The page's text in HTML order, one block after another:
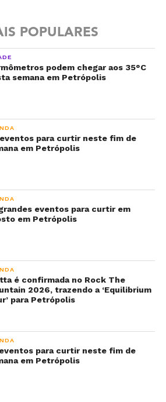
POPULARES
podem chegar aos 35°C
semana em Petrópolis
para curtir neste fim de
em Petrópolis
eventos para curtir em
em Petrópolis
é confirmada no Rock The
2026, trazendo a ‘Equilibrium
para Petrópolis
para curtir neste fim de
em Petrópolis